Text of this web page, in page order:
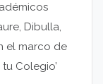
Dibulla,
el marco de
Colegio’